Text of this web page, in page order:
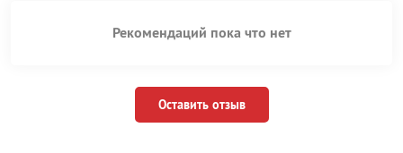
Рекомендаций пока что нет
Оставить отзыв